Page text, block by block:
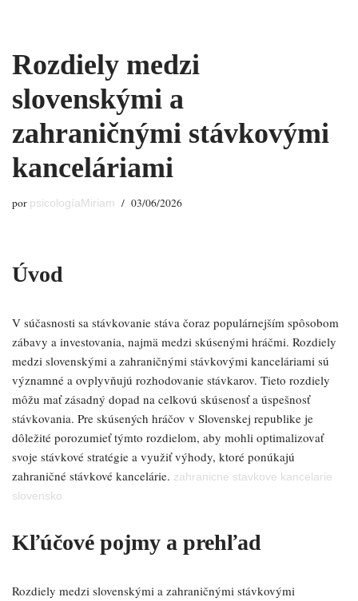
al
contenido
Rozdiely medzi
slovenskými a
zahraničnými stávkovými
kanceláriami
por psicologíaMiriam 03/06/2026
Úvod
V súčasnosti sa stávkovanie stáva čoraz populárnejším spôsobom
zábavy a investovania, najmä medzi skúsenými hráčmi. Rozdiely
medzi slovenskými a zahraničnými stávkovými kanceláriami sú
významné a ovplyvňujú rozhodovanie stávkarov. Tieto rozdiely
môžu mať zásadný dopad na celkovú skúsenosť a úspešnosť
stávkovania. Pre skúsených hráčov v Slovenskej republike je
dôležité porozumieť týmto rozdielom, aby mohli optimalizovať
svoje stávkové stratégie a využiť výhody, ktoré ponúkajú
zahraničné stávkové kancelárie. zahranicne stavkove kancelarie
slovensko
Kľúčové pojmy a prehľad
Rozdiely medzi slovenskými a zahraničnými stávkovými